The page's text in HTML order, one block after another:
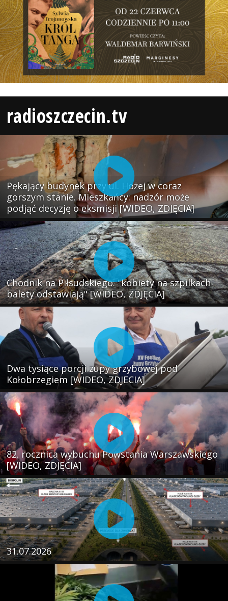
radioszczecin.tv
Pękający budynek przy ul. Hożej w coraz
gorszym stanie. Mieszkańcy: nadzór może
podjąć decyzję o eksmisji [WIDEO, ZDJĘCIA]
Chodnik na Piłsudskiego: "kobiety na szpilkach
balety odstawiają" [WIDEO, ZDJĘCIA]
Dwa tysiące porcji zupy grzybowej pod
Kołobrzegiem [WIDEO, ZDJECIA]
82. rocznica wybuchu Powstania Warszawskiego
[WIDEO, ZDJĘCIA]
31.07.2026